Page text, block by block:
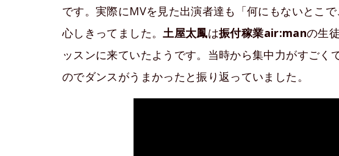
です。実際にMVを見た出演者達も「何にもないとこ
心しきってました。土屋太鳳は振付稼業air:manの生
ッスンに来ていたようです。当時から集中力がすごく
のでダンスがうまかったと振り返っていました。